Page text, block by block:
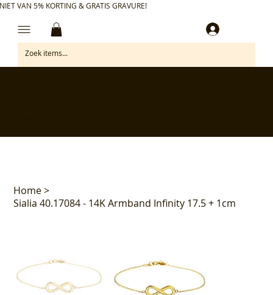
VAN 5% KORTING & GRATIS GRAVURE!
Home>
Sialia 40.17084 - 14K Armband Infinity 17.5 + 1cm